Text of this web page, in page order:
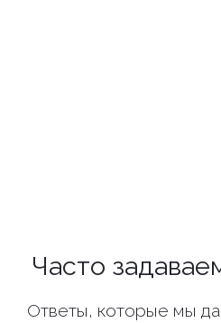
Часто
Ответы, которые мы